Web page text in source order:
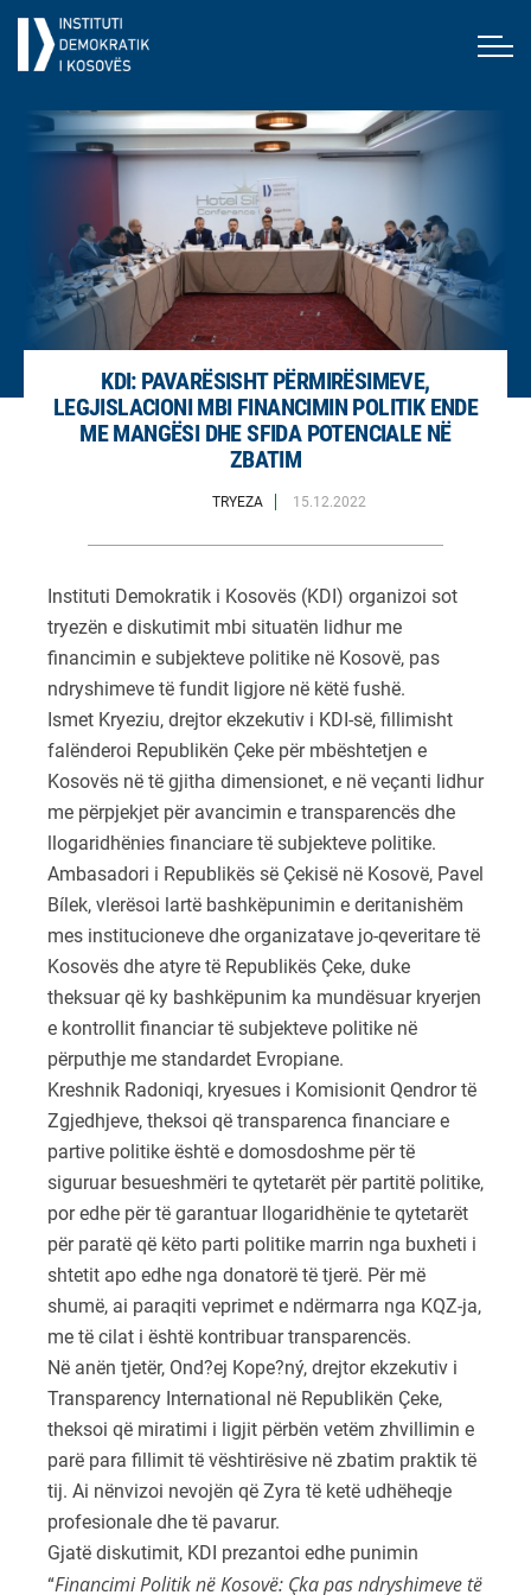
KDI: PAVARËSISHT PËRMIRËSIMEVE,
LEGJISLACIONI MBI FINANCIMIN POLITIK ENDE
ME MANGËSI DHE SFIDA POTENCIALE NË
ZBATIM
TRYEZA 15.12.2022
Instituti Demokratik i Kosovës (KDI) organizoi sot
tryezën e diskutimit mbi situatën lidhur me
financimin e subjekteve politike në Kosovë, pas
ndryshimeve të fundit ligjore në këtë fushë.
Ismet Kryeziu, drejtor ekzekutiv i KDI-së, fillimisht
falënderoi Republikën Çeke për mbështetjen e
Kosovës në të gjitha dimensionet, e në veçanti lidhur
me përpjekjet për avancimin e transparencës dhe
llogaridhënies financiare të subjekteve politike.
Ambasadori i Republikës së Çekisë në Kosovë, Pavel
Bílek, vlerësoi lartë bashkëpunimin e deritanishëm
mes institucioneve dhe organizatave jo-qeveritare të
Kosovës dhe atyre të Republikës Çeke, duke
theksuar që ky bashkëpunim ka mundësuar kryerjen
e kontrollit financiar të subjekteve politike në
përputhje me standardet Evropiane.
Kreshnik Radoniqi, kryesues i Komisionit Qendror të
Zgjedhjeve, theksoi që transparenca financiare e
partive politike është e domosdoshme për të
siguruar besueshmëri te qytetarët për partitë politike,
por edhe për të garantuar llogaridhënie te qytetarët
për paratë që këto parti politike marrin nga buxheti i
shtetit apo edhe nga donatorë të tjerë. Për më
shumë, ai paraqiti veprimet e ndërmarra nga KQZ-ja,
me të cilat i është kontribuar transparencës.
Në anën tjetër, Ond?ej Kope?ný, drejtor ekzekutiv i
Transparency International në Republikën Çeke,
theksoi që miratimi i ligjit përbën vetëm zhvillimin e
parë para fillimit të vështirësive në zbatim praktik të
tij. Ai nënvizoi nevojën që Zyra të ketë udhëheqje
profesionale dhe të pavarur.
Gjatë diskutimit, KDI prezantoi edhe punimin
“Financimi Politik në Kosovë: Çka pas ndryshimeve të